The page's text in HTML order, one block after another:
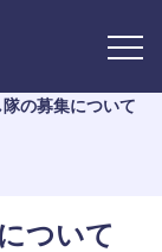
の募集について
ついて